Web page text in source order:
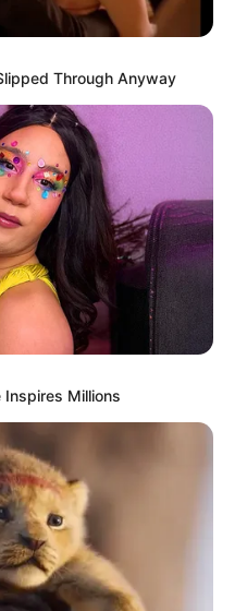
Through Anyway
Inspires Millions